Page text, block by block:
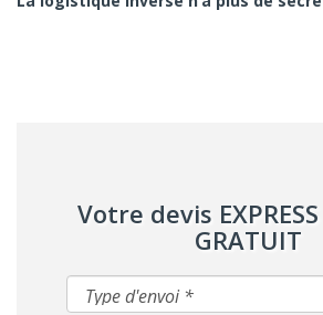
Votre devis
GRATUIT